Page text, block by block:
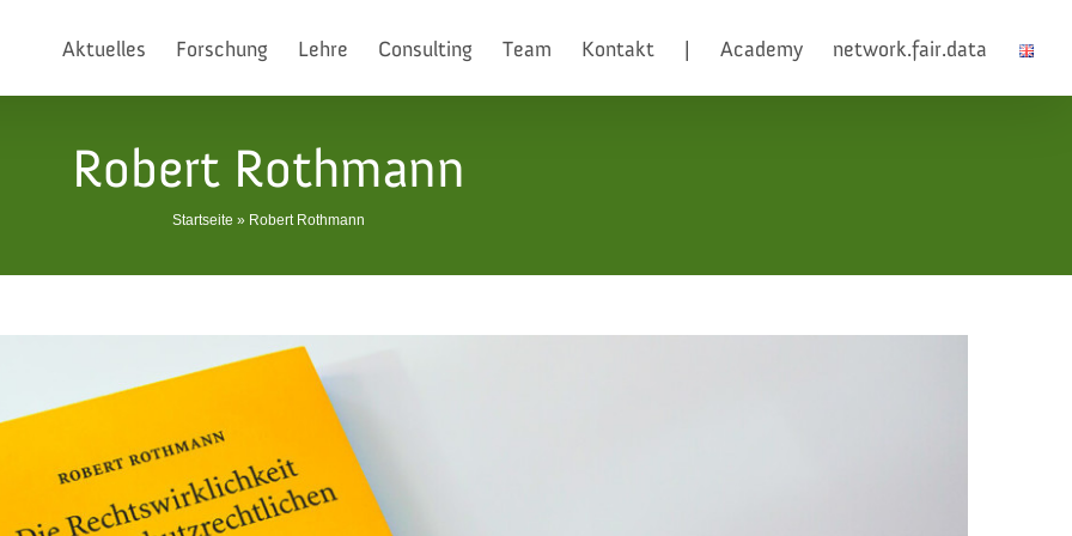
Aktuelles Forschung Lehre Consulting Team Kontakt Academy network.fair.data
Robert Rothmann
Startseite » Robert Rothmann